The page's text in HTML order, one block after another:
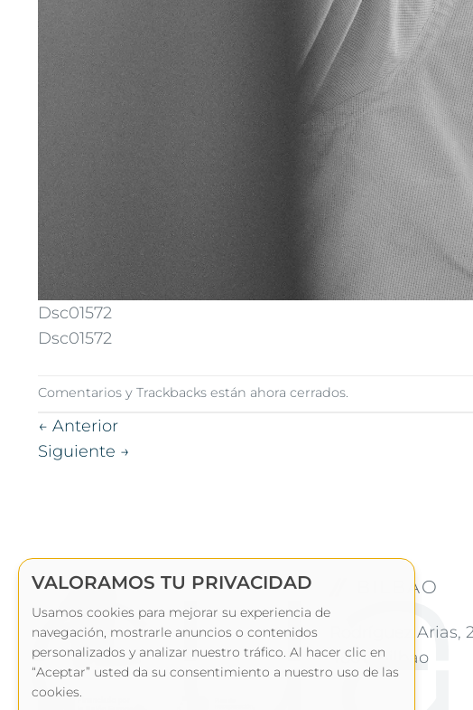
Dsc01572
Dsc01572
Comentarios y Trackbacks están ahora cerrados.
← Anterior
Siguiente →
BILBAO
Rodríguez Arias,
48011 Bilbao
VALORAMOS TU PRIVACIDAD
Usamos cookies para mejorar su experiencia de
navegación, mostrarle anuncios o contenidos
personalizados y analizar nuestro tráfico. Al hacer clic en
“Aceptar” usted da su consentimiento a nuestro uso de las
cookies.